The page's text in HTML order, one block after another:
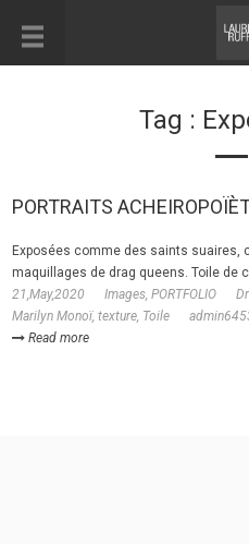
Tag :
PORTRAITS
Exposées comme des saints suaires,
maquillages de drag queens. Toile de
21,May,2020
Images, PORTFOLIO
Marilyn Monoï, texture, Toile
Read more